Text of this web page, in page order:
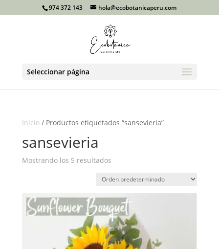
974 372 143 hola@ecobotanicaperu.com
Seleccionar página
Inicio/ Productos etiquetados “sansevieria”
sansevieria
Mostrando los 5 resultados